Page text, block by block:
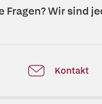
Fragen? Wir sind
Kontakt